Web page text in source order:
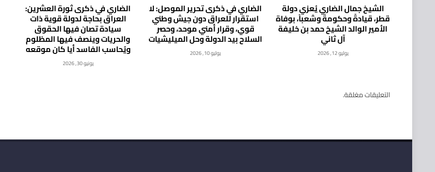
الشيخ جمال الضاري يُعزي دولة
قطر، قيادةً وحكومةً وشعباً، بوفاة
الأمير الوالد الشيخ حمد بن خليفة
آل ثاني
يوليو 12, 2026
الضاري في ذكرى تحرير الموصل: لا
استقرار للعراق دون جيش وطني
قوي، وقرار أمني موحد، وحصر
السلاح بيد الدولة وحل الميليشيات
يوليو 10, 2026
الضاري في ذكرى ثورة العشرين:
العراق بحاجة لدولة قوية ذات
سيادة تصان فيها الحقوق
والحريات وينصف فيها المظلوم
ويُحاسب الفاسد أيا كان موقعه
يونيو 30, 2026
التعليقات مغلقة.